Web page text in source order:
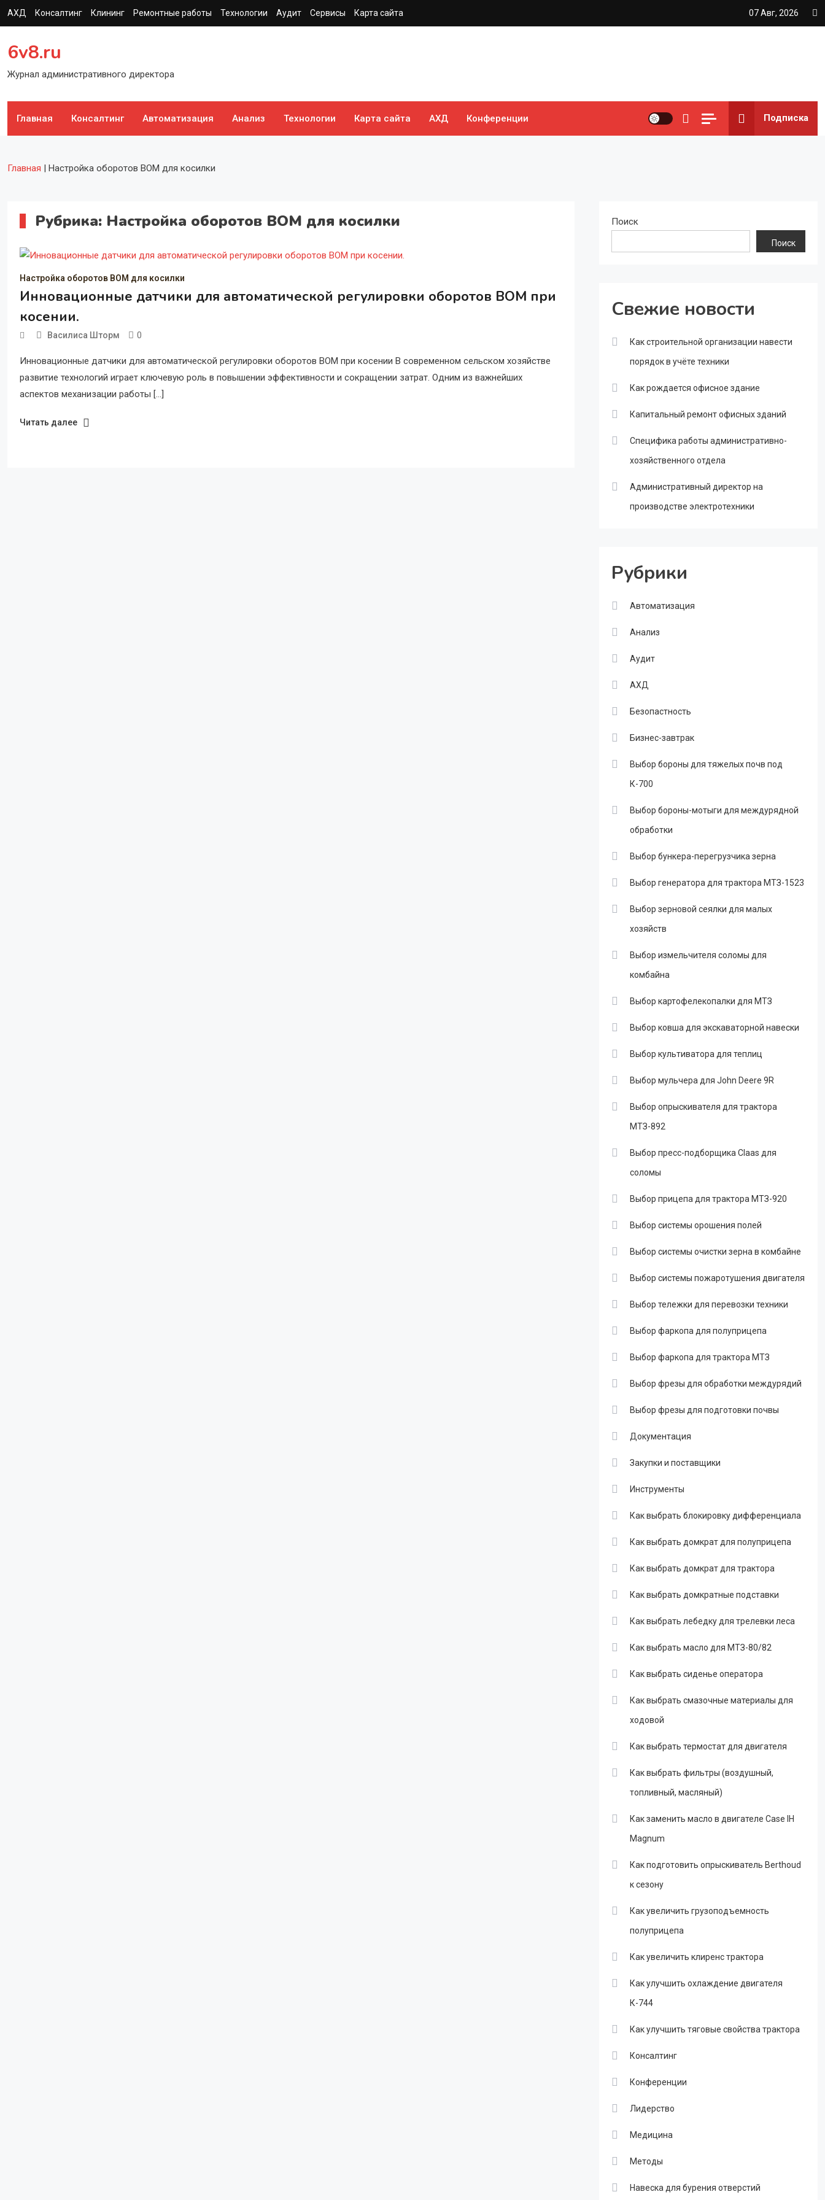
Перейти
к
АХД Консалтинг Клининг Ремонтные работы Технологии Аудит Сервисы Карта сайта 07 Авг, 2026
6v8.ru
Журнал административного директора
Главная Консалтинг Автоматизация Анализ Технологии Карта сайта АХД Конференции Подписка
Главная | Настройка оборотов ВОМ для косилки
Рубрика: Настройка оборотов ВОМ для косилки
Настройка оборотов ВОМ для косилки
Инновационные датчики для автоматической регулировки оборотов ВОМ при
косении.
Василиса Шторм 0
Инновационные датчики для автоматической регулировки оборотов ВОМ при косении В современном сельском хозяйстве
развитие технологий играет ключевую роль в повышении эффективности и сокращении затрат. Одним из важнейших
аспектов механизации работы […]
Читать далее
Поиск
Поиск
Свежие новости
Как строительной организации навести
порядок в учёте техники
Как рождается офисное здание
Капитальный ремонт офисных зданий
Специфика работы административно-
хозяйственного отдела
Административный директор на
производстве электротехники
Рубрики
Автоматизация
Анализ
Аудит
АХД
Безопастность
Бизнес-завтрак
Выбор бороны для тяжелых почв под
К-700
Выбор бороны-мотыги для междурядной
обработки
Выбор бункера-перегрузчика зерна
Выбор генератора для трактора МТЗ-1523
Выбор зерновой сеялки для малых
хозяйств
Выбор измельчителя соломы для
комбайна
Выбор картофелекопалки для МТЗ
Выбор ковша для экскаваторной навески
Выбор культиватора для теплиц
Выбор мульчера для John Deere 9R
Выбор опрыскивателя для трактора
МТЗ-892
Выбор пресс-подборщика Claas для
соломы
Выбор прицепа для трактора МТЗ-920
Выбор системы орошения полей
Выбор системы очистки зерна в комбайне
Выбор системы пожаротушения двигателя
Выбор тележки для перевозки техники
Выбор фаркопа для полуприцепа
Выбор фаркопа для трактора МТЗ
Выбор фрезы для обработки междурядий
Выбор фрезы для подготовки почвы
Документация
Закупки и поставщики
Инструменты
Как выбрать блокировку дифференциала
Как выбрать домкрат для полуприцепа
Как выбрать домкрат для трактора
Как выбрать домкратные подставки
Как выбрать лебедку для трелевки леса
Как выбрать масло для МТЗ-80/82
Как выбрать сиденье оператора
Как выбрать смазочные материалы для
ходовой
Как выбрать термостат для двигателя
Как выбрать фильтры (воздушный,
топливный, масляный)
Как заменить масло в двигателе Case IH
Magnum
Как подготовить опрыскиватель Berthoud
к сезону
Как увеличить грузоподъемность
полуприцепа
Как увеличить клиренс трактора
Как улучшить охлаждение двигателя
К-744
Как улучшить тяговые свойства трактора
Консалтинг
Конференции
Лидерство
Медицина
Методы
Навеска для бурения отверстий